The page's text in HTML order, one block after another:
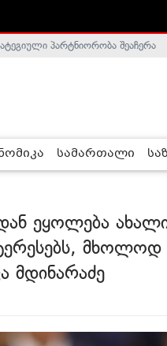
არალეგიტიმურია -
პარტნიორობა შეაჩერა
სამართალი
ეყოლება
მდინარაძე